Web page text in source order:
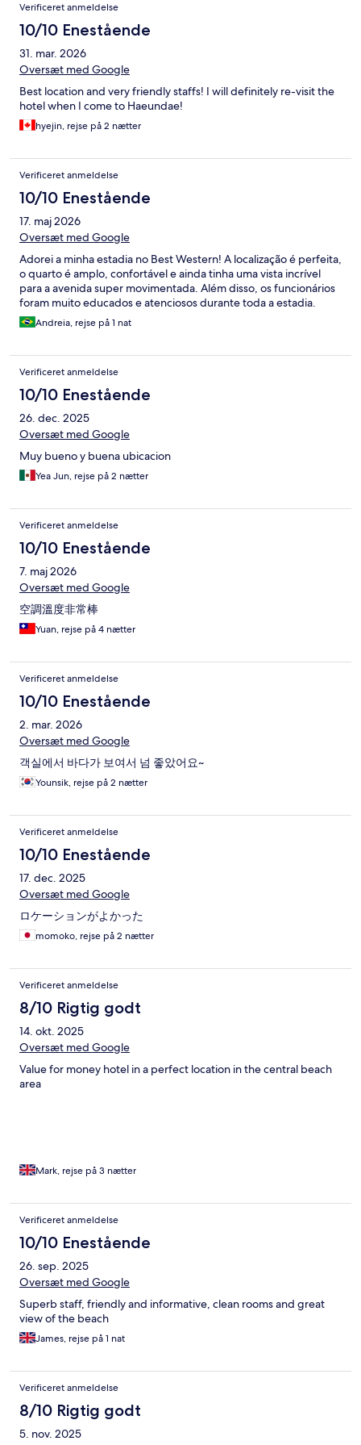
Verificeret anmeldelse
10/10 Enestående
31. mar. 2026
Oversæt med Google
Best location and very friendly staffs! I will definitely re-visit the
hotel when I come to Haeundae!
hyejin, rejse på 2 nætter
Verificeret anmeldelse
10/10 Enestående
17. maj 2026
Oversæt med Google
Adorei a minha estadia no Best Western! A localização é perfeita,
o quarto é amplo, confortável e ainda tinha uma vista incrível
para a avenida super movimentada. Além disso, os funcionários
foram muito educados e atenciosos durante toda a estadia.
Andreia, rejse på 1 nat
Verificeret anmeldelse
10/10 Enestående
26. dec. 2025
Oversæt med Google
Muy bueno y buena ubicacion
Yea Jun, rejse på 2 nætter
Verificeret anmeldelse
10/10 Enestående
7. maj 2026
Oversæt med Google
空調溫度非常棒
Yuan, rejse på 4 nætter
Verificeret anmeldelse
10/10 Enestående
2. mar. 2026
Oversæt med Google
객실에서 바다가 보여서 넘 좋았어요~
Younsik, rejse på 2 nætter
Verificeret anmeldelse
10/10 Enestående
17. dec. 2025
Oversæt med Google
ロケーションがよかった
momoko, rejse på 2 nætter
Verificeret anmeldelse
8/10 Rigtig godt
14. okt. 2025
Oversæt med Google
Value for money hotel in a perfect location in the central beach
area
Mark, rejse på 3 nætter
Verificeret anmeldelse
10/10 Enestående
26. sep. 2025
Oversæt med Google
Superb staff, friendly and informative, clean rooms and great
view of the beach
James, rejse på 1 nat
Verificeret anmeldelse
8/10 Rigtig godt
5. nov. 2025